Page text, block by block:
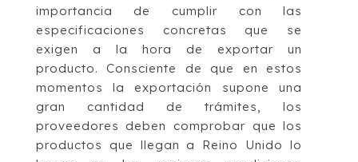
importancia de cumplir con las
especificaciones concretas que se
exigen a la hora de exportar un
producto. Consciente de que en estos
momentos la exportación supone una
gran cantidad de trámites, los
proveedores deben comprobar que los
productos que llegan a Reino Unido lo